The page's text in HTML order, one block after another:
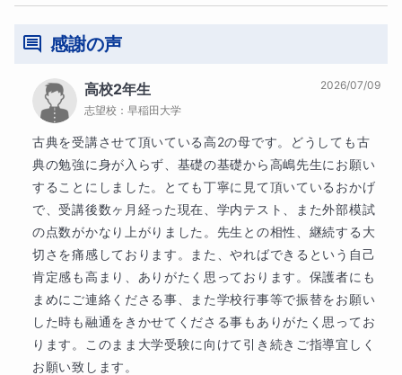
得点アップのためのポイントが詰まった報告書を提出致し
ます。
次の演習から即お役立て頂けます！
教師の方から、ミスポイントに合わせた演習やまとめの宿
題を出します。
その後もミスポイントは授業でも本文で出るごとに可能な
限り、質問し続けていきます。
★授業方針★
感謝の声
高校2年生
志望校： 早稲田大学
2026/07/09
古典を受講させて頂いている高2の母です。どうしても古
典の勉強に身が入らず、基礎の基礎から高嶋先生にお願い
することにしました。とても丁寧に見て頂いているおかげ
で、受講後数ヶ月経った現在、学内テスト、また外部模試
の点数がかなり上がりました。先生との相性、継続する大
切さを痛感しております。また、やればできるという自己
肯定感も高まり、ありがたく思っております。保護者にも
まめにご連絡くださる事、また学校行事等で振替をお願い
した時も融通をきかせてくださる事もありがたく思ってお
ります。このまま大学受験に向けて引き続きご指導宜しく
お願い致します。